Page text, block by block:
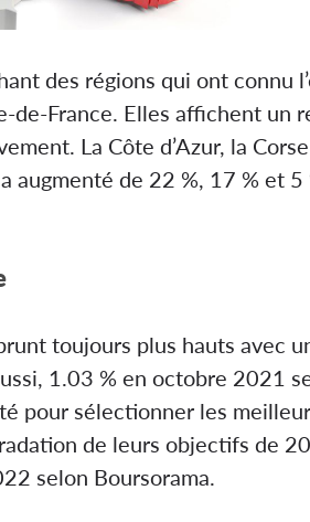
des régions qui ont connu
de-France. Elles affichent un
La Côte d’Azur, la
augmenté de 22 %, 17 % et
toujours plus hauts avec
1.03 % en octobre 2021
pour sélectionner les
de leurs objectifs de
selon Boursorama.